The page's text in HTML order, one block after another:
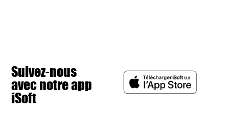
Suivez-nous
avec notre app
iSoft